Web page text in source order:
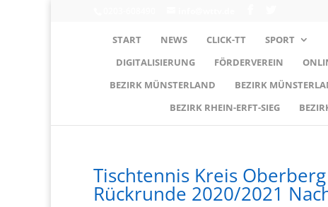
START NEWS CLICK-TT SPORT
DIGITALISIERUNG
FÖRDERVEREIN
BEZIRK MÜNSTERLAND
BEZIRK
BEZIRK RHEIN-ERFT-SIEG
Tischtennis Kreis
Rückrunde 2020/2021